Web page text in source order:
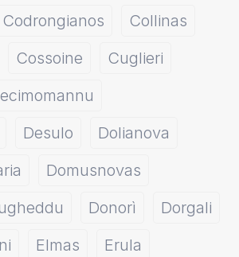
Codrongianos
Collinas
Cossoine
Cuglieri
Desulo
Dolianova
Domusnovas
Donorì
Dorgali
Elmas
Erula